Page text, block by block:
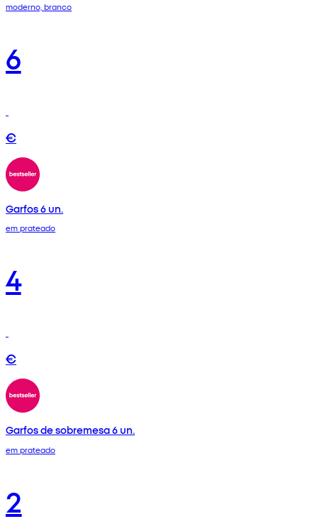
moderno, branco
6
€
Garfos 6 un.
em prateado
4
€
Garfos de sobremesa 6 un.
em prateado
2